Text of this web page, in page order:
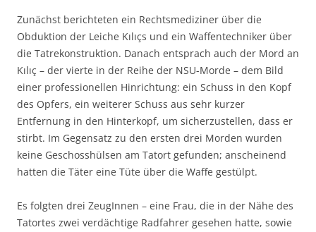
Zunächst berichteten ein Rechtsmediziner über die
Obduktion der Leiche Kılıçs und ein Waffentechniker über
die Tatrekonstruktion. Danach entsprach auch der Mord an
Kılıç – der vierte in der Reihe der NSU-Morde – dem Bild
einer professionellen Hinrichtung: ein Schuss in den Kopf
des Opfers, ein weiterer Schuss aus sehr kurzer
Entfernung in den Hinterkopf, um sicherzustellen, dass er
stirbt. Im Gegensatz zu den ersten drei Morden wurden
keine Geschosshülsen am Tatort gefunden; anscheinend
hatten die Täter eine Tüte über die Waffe gestülpt.
Es folgten drei ZeugInnen – eine Frau, die in der Nähe des
Tatortes zwei verdächtige Radfahrer gesehen hatte, sowie